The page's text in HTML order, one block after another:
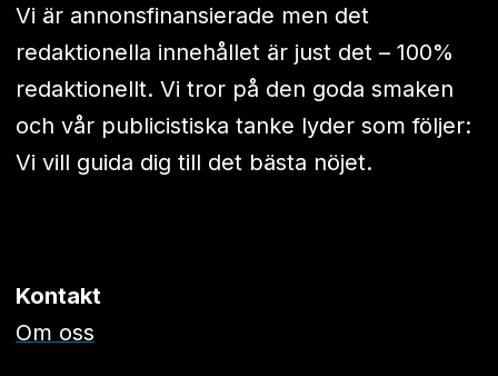
Vi är annonsfinansierade men det
redaktionella innehållet är just det – 100%
redaktionellt. Vi tror på den goda smaken
och vår publicistiska tanke lyder som följer:
Vi vill guida dig till det bästa nöjet.
Kontakt
Om oss